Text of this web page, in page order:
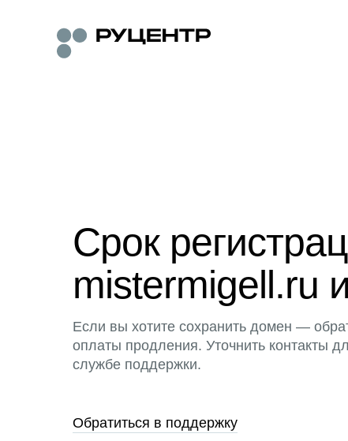
Срок
mistermigell.ru
Если вы хотите сохранить домен —
оплаты продления. Уточнить контакты
службе поддержки.
Обратиться в поддержку